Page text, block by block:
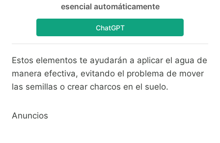
esencial automáticamente
ChatGPT
Estos elementos te ayudarán a aplicar el agua de
manera efectiva, evitando el problema de mover
las semillas o crear charcos en el suelo.
Anuncios